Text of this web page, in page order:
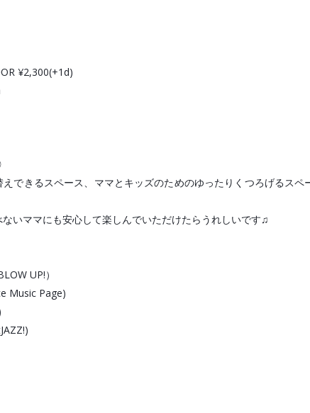
¥2,300(+1d)
できるスペース、ママとキッズのためのゆったりくつろげるスペ
いママにも安心して楽しんでいただけたらうれしいです♫
UP!）
Music Page)